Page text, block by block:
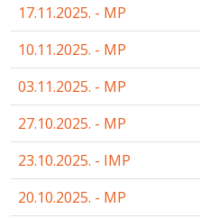
17.11.2025. - MP
10.11.2025. - MP
03.11.2025. - MP
27.10.2025. - MP
23.10.2025. - IMP
20.10.2025. - MP